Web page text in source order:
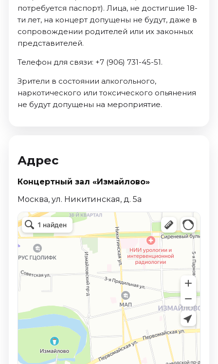
потребуется паспорт). Лица, не достигшие 18-
ти лет, на концерт допущены не будут, даже в
сопровождении родителей или их законных
представителей.
Телефон для связи: +7 (906) 731-45-51.
Зрители в состоянии алкогольного,
наркотического или токсического опьянения
не будут допущены на мероприятие.
Адрес
Концертный зал «Измайлово»
Москва, ул. Никитинская, д. 5а